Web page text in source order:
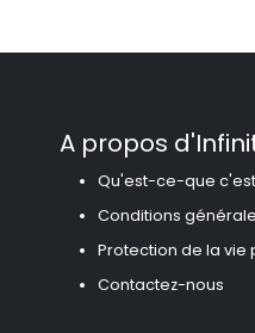
A propos
Qu'est-ce-que
Conditions
Protection de la vie
Contactez-nous